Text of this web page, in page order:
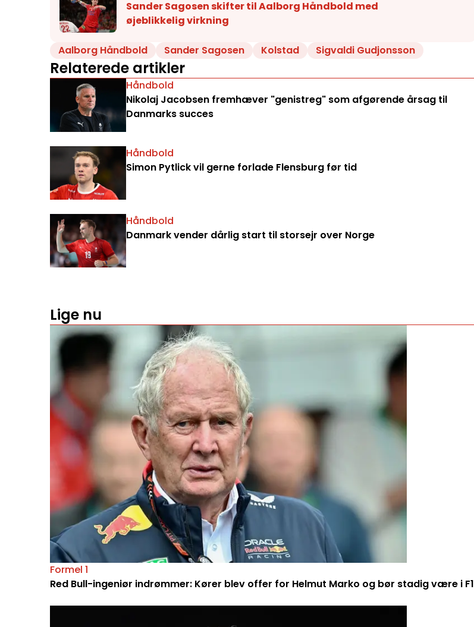
Sander Sagosen skifter til Aalborg Håndbold med
øjeblikkelig virkning
Aalborg Håndbold Sander Sagosen Kolstad Sigvaldi Gudjonsson
Relaterede artikler
Håndbold
Nikolaj Jacobsen fremhæver "genistreg" som afgørende årsag til
Danmarks succes
Håndbold
Simon Pytlick vil gerne forlade Flensburg før tid
Håndbold
Danmark vender dårlig start til storsejr over Norge
Lige nu
Formel 1
Red Bull-ingeniør indrømmer: Kører blev offer for Helmut Marko og bør stadig være i F1